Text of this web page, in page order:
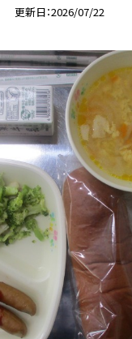
更新日 2026/07/22